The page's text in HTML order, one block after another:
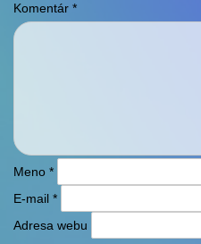
Komentár *
Meno *
E-mail *
Adresa webu